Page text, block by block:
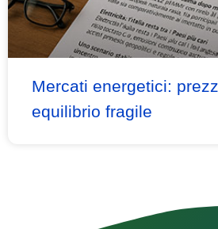
Mercati energetici:
equilibrio fragile